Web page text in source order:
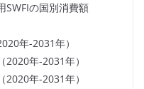
SWFIの国別消費額
年-2031年）
年-2031年）
年-2031年）